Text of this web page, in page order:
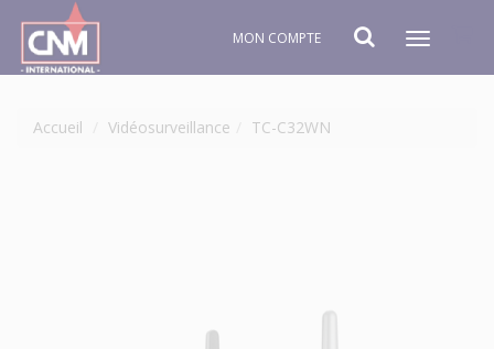
MON COMPTE
Toggle
Accueil Vidéosurveillance TC-C32WN